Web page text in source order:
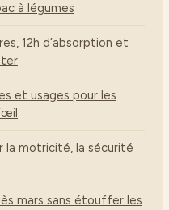
à légumes
12h d’absorption et
et usages pour les
la motricité, la sécurité
mars sans étouffer les